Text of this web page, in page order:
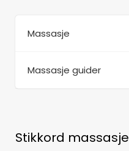
Massasje
Massasje guider
Stikkord massasje